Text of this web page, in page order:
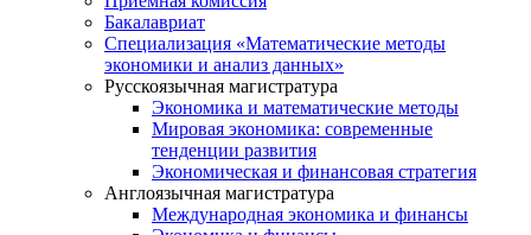
Бакалавриат
Специализация «Математические методы
экономики и анализ данных»
Русскоязычная магистратура
Экономика и математические методы
Мировая экономика: современные
тенденции развития
Экономическая и финансовая стратегия
Англоязычная магистратура
Международная экономика и финансы